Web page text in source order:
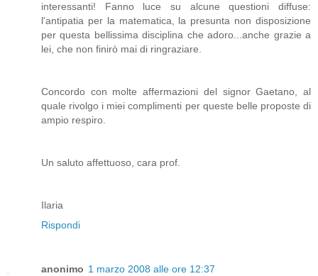
interessanti! Fanno luce su alcune questioni diffuse:
l'antipatia per la matematica, la presunta non disposizione
per questa bellissima disciplina che adoro...anche grazie a
lei, che non finirò mai di ringraziare.
Concordo con molte affermazioni del signor Gaetano, al
quale rivolgo i miei complimenti per queste belle proposte di
ampio respiro.
Un saluto affettuoso, cara prof.
Ilaria
Rispondi
anonimo 1 marzo 2008 alle ore 12:37